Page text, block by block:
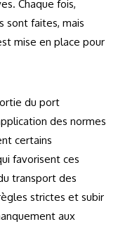
Chaque fois,
sont faites, mais
mise en place pour
du port
des normes
certains
favorisent ces
transport des
strictes et subir
aux